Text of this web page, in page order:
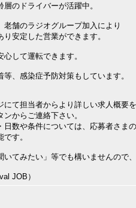
のドライバーが活躍中。
舗のラジオグループ加入により
安定した営業ができます。
して運転できます。
、感染症予防対策もしています。
にて担当者からより詳しい求人概要
からご連絡下さい。
日数や条件については、応募者さま
す。
いてみたい」等でも構いませんので
JOB）